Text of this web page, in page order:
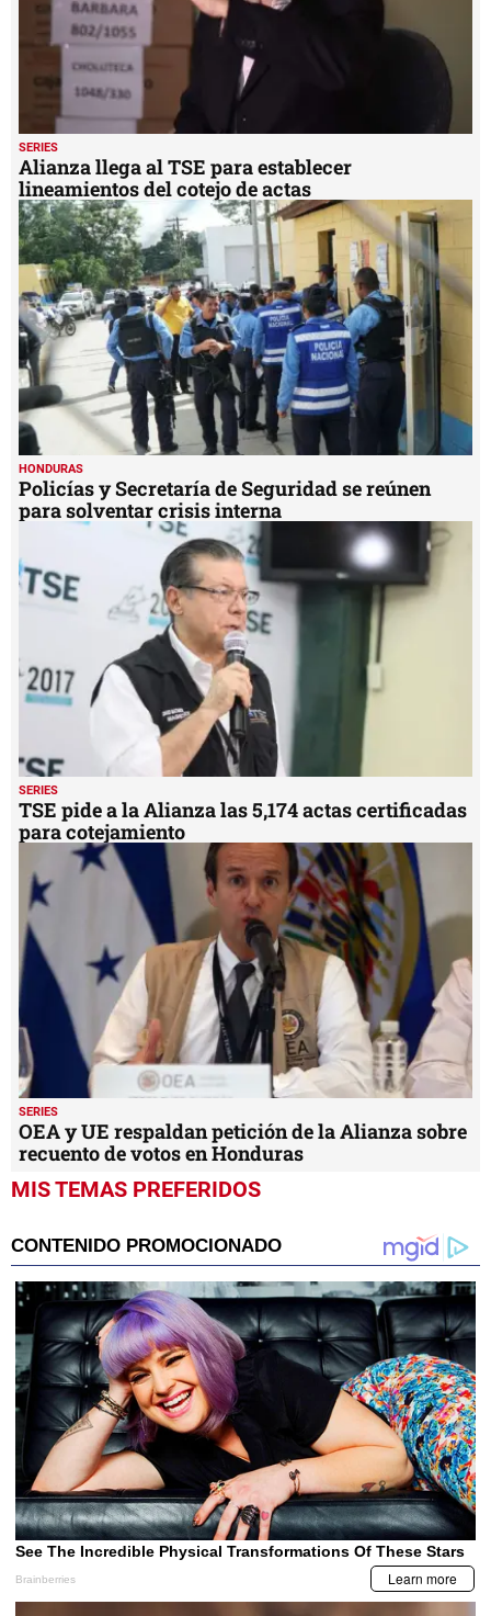
SERIES
Alianza llega al TSE para establecer
lineamientos del cotejo de actas
HONDURAS
Policías y Secretaría de Seguridad se reúnen
para solventar crisis interna
SERIES
TSE pide a la Alianza las 5,174 actas certificadas
para cotejamiento
SERIES
OEA y UE respaldan petición de la Alianza sobre
recuento de votos en Honduras
MIS TEMAS PREFERIDOS